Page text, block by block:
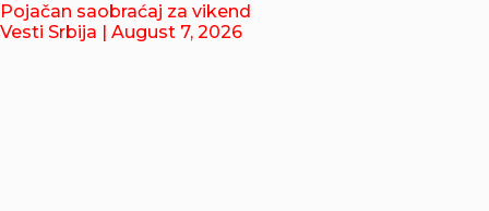
Pojačan saobraćaj za vikend
Vesti Srbija | August 7, 2026